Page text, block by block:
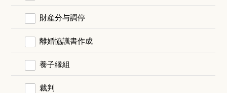
財産分与調停
離婚協議書作成
養子縁組
裁判